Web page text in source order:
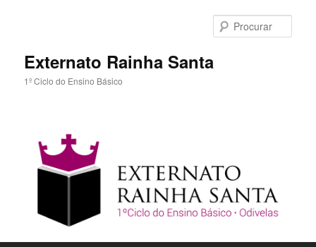
Externato Rainha Santa
1º Ciclo do Ensino Básico